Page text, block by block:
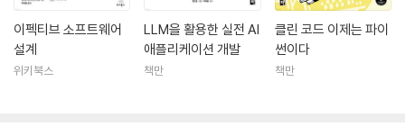
이펙티브 소프트웨어
설계
위키북스
LLM을 활용한 실전 AI
애플리케이션 개발
책만
클린 코드 이제는 파이
썬이다
책만